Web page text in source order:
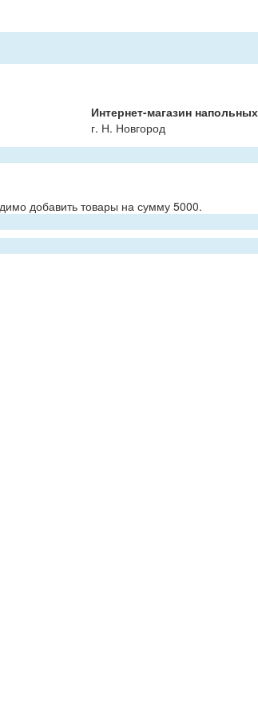
Интернет-магазин
г. Н. Новгород
добавить товары на сумму 5000.